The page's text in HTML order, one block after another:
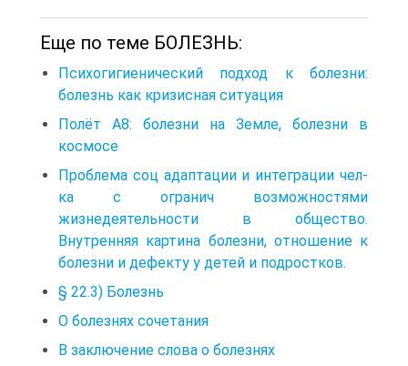
Еще по теме БОЛЕЗНЬ:
Психогигиенический подход к болезни:
болезнь как кризисная ситуация
Полёт А8: болезни на Земле, болезни в
космосе
Проблема соц адаптации и интеграции чел-
ка с огранич возможностями
жизнедеятельности в общество.
Внутренняя картина болезни, отношение к
болезни и дефекту у детей и подростков.
§ 22.3) Болезнь
О болезнях сочетания
В заключение слова о болезнях